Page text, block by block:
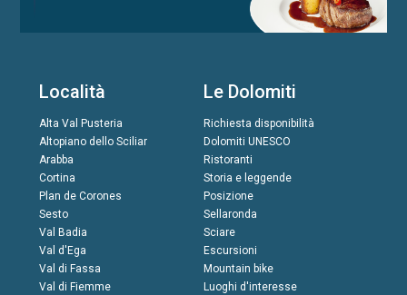
Località
Alta Val Pusteria
Altopiano dello Sciliar
Arabba
Cortina
Plan de Corones
Sesto
Val Badia
Val d'Ega
Val di Fassa
Val di Fiemme
Le Dolomiti
Richiesta disponibilità
Dolomiti UNESCO
Ristoranti
Storia e leggende
Posizione
Sellaronda
Sciare
Escursioni
Mountain bike
Luoghi d'interesse